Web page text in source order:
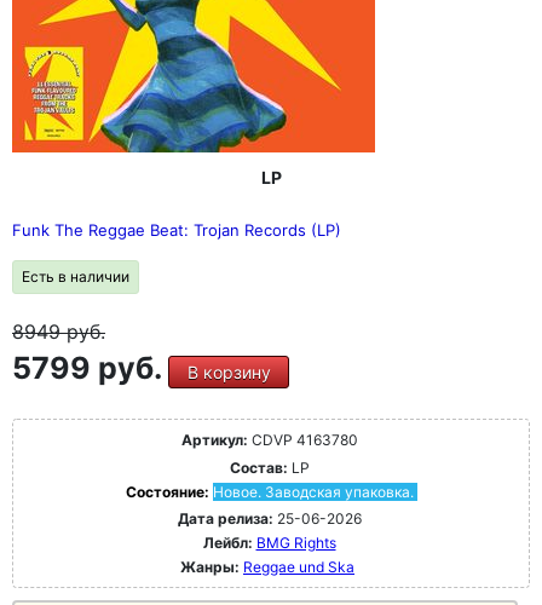
LP
Funk The Reggae Beat: Trojan Records (LP)
Есть в наличии
8949руб.
5799 руб. В корзину
Артикул: CDVP 4163780
Состав: LP
Состояние: Новое. Заводская упаковка.
Дата релиза: 25-06-2026
Лейбл: BMG Rights
Жанры: Reggae und Ska